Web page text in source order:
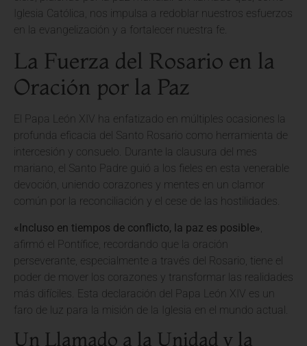
Iglesia Católica, nos impulsa a redoblar nuestros esfuerzos
en la evangelización y a fortalecer nuestra fe.
La Fuerza del Rosario en la
Oración por la Paz
El Papa León XIV ha enfatizado en múltiples ocasiones la
profunda eficacia del Santo Rosario como herramienta de
intercesión y consuelo. Durante la clausura del mes
mariano, el Santo Padre guió a los fieles en esta venerable
devoción, uniendo corazones y mentes en un clamor
común por la reconciliación y el cese de las hostilidades.
«Incluso en tiempos de conflicto, la paz es posible»
afirmó el Pontífice, recordando que la oración
perseverante, especialmente a través del Rosario, tiene el
poder de mover los corazones y transformar las realidades
más difíciles. Esta declaración del Papa León XIV es un
faro de luz para la misión de la Iglesia en el mundo actual.
Un Llamado a la Unidad y la